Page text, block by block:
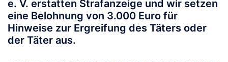
e. V. erstatten Strafanzeige und wir setzen
eine Belohnung von 3.000 Euro für
Hinweise zur Ergreifung des Täters oder
der Täter aus.